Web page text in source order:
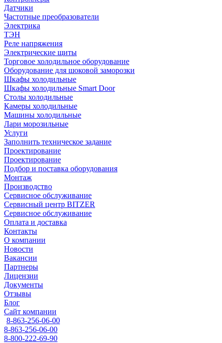
Датчики
Частотные преобразователи
Электрика
ТЭН
Реле напряжения
Электрические щиты
Торговое холодильное оборудование
Оборудование для шоковой заморозки
Шкафы холодильные
Шкафы холодильные Smart Door
Столы холодильные
Камеры холодильные
Машины холодильные
Лари морозильные
Услуги
Заполнить техническое задание
Проектирование
Проектирование
Подбор и поставка оборудования
Монтаж
Производство
Сервисное обслуживание
Сервисный центр BITZER
Сервисное обслуживание
Оплата и доставка
Контакты
О компании
Новости
Вакансии
Партнеры
Лицензии
Документы
Отзывы
Блог
Сайт компании
8-863-256-06-00
8-863-256-06-00
8-800-222-69-90